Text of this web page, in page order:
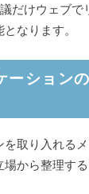
だけウェブで
なります。
ーション
取り入れるメ
から整理す